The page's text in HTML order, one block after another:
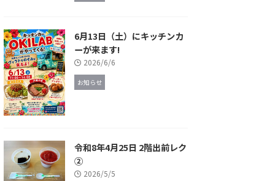
6月13日（土）にキッチンカ
ーが来ます!
2026/6/6
お知らせ
令和8年4月25日 2階出前レク
②
2026/5/5